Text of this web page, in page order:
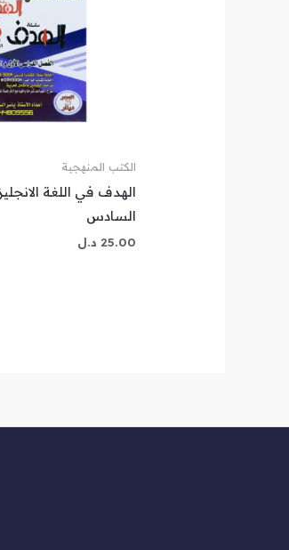
الكتب المنهجية
الهدف في اللغة
السادس
25.00 د.ل